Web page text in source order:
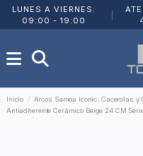
LUNES A VIERNES:
09:00 - 19:00
Inicio Arcos Samoa Iconic: Cacerolas y
Antiadherente Cerámico Beige 24 CM